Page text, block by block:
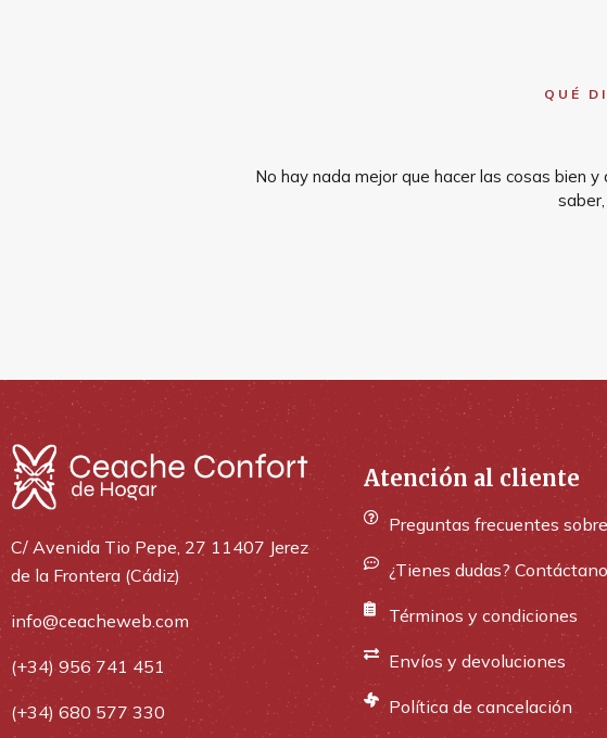
QUÉ
No hay nada mejor que hacer las cosas bien
C/ Avenida Tio Pepe, 27 11407 Jerez
de la Frontera (Cádiz)
info@ceacheweb.com
(+34) 956 741 451
(+34) 680 577 330
Atención al cliente
Preguntas frecuentes
¿Tienes dudas?
Términos y condiciones
Envíos y devoluciones
Política de cancelación